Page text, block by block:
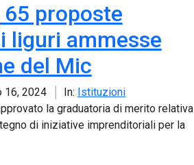
proposte
liguri ammesse
del Mic
16, 2024 In: Istituzioni
la graduatoria di merito relativa
di iniziative imprenditoriali per la